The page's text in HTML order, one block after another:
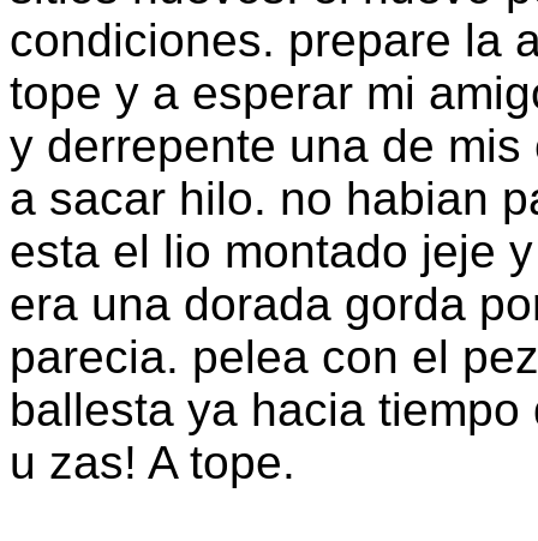
condiciones. prepare la
tope y a esperar mi
y derrepente una de
a sacar hilo. no habian
esta el lio montado jeje
era una dorada gorda
parecia. pelea con el
ballesta ya hacia
u zas! A tope.